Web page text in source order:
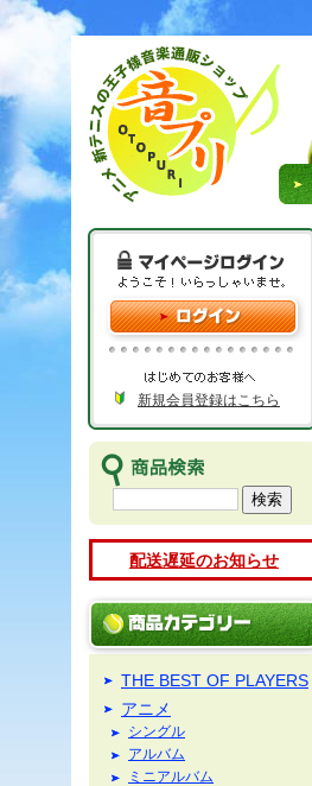
新規会員登録はこちら
配送遅延のお知らせ
THE BEST OF PLAYERS
アニメ
シングル
アルバム
ミニアルバム